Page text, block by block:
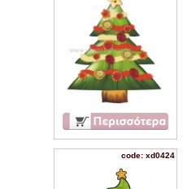
code: xd0424